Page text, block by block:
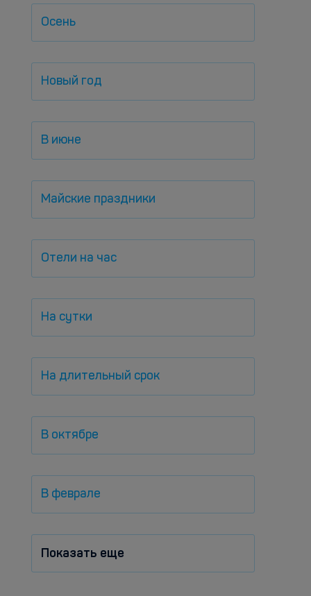
Осень
Новый год
В июне
Майские праздники
Отели на час
На сутки
На длительный срок
В октябре
В феврале
Показать еще